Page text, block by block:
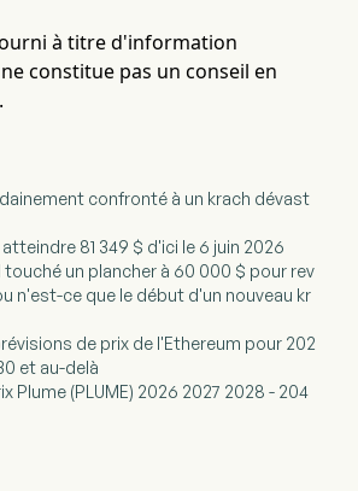
à titre d'information
constitue pas un conseil en
confronté à un krach dévast
81 349 $ d'ici le 6 juin 2026
touché un plancher à 60 000 $ pour rev
n'est-ce que le début d'un nouveau kr
de prix de l'Ethereum pour 202
et au-delà
Plume (PLUME) 2026 2027 2028 - 204